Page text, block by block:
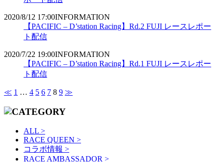
2020/8/12 17:00INFORMATION
【PACIFIC – D’station Racing】Rd.2 FUJI レースレポー
ト配信
2020/7/22 19:00INFORMATION
【PACIFIC – D’station Racing】Rd.1 FUJI レースレポー
ト配信
≪ 1 … 4 5 6 7 8 9 ≫
ALL >
RACE QUEEN >
コラボ情報 >
RACE AMBASSADOR >